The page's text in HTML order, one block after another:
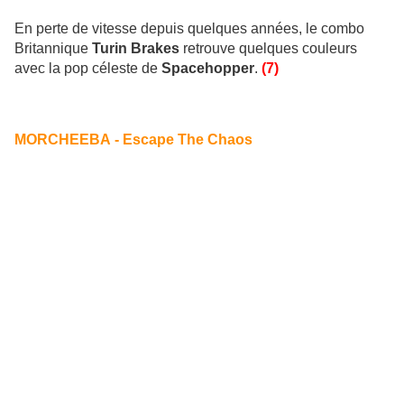
En perte de vitesse depuis quelques années, le combo
Britannique Turin Brakes retrouve quelques couleurs
avec la pop céleste de Spacehopper. (7)
MORCHEEBA - Escape The Chaos